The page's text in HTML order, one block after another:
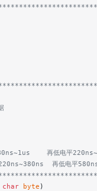
再低电平
再低电平
char byte )